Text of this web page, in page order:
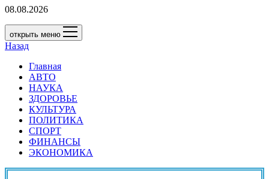
08.08.2026
открыть меню
Назад
Главная
АВТО
НАУКА
ЗДОРОВЬЕ
КУЛЬТУРА
ПОЛИТИКА
СПОРТ
ФИНАНСЫ
ЭКОНОМИКА